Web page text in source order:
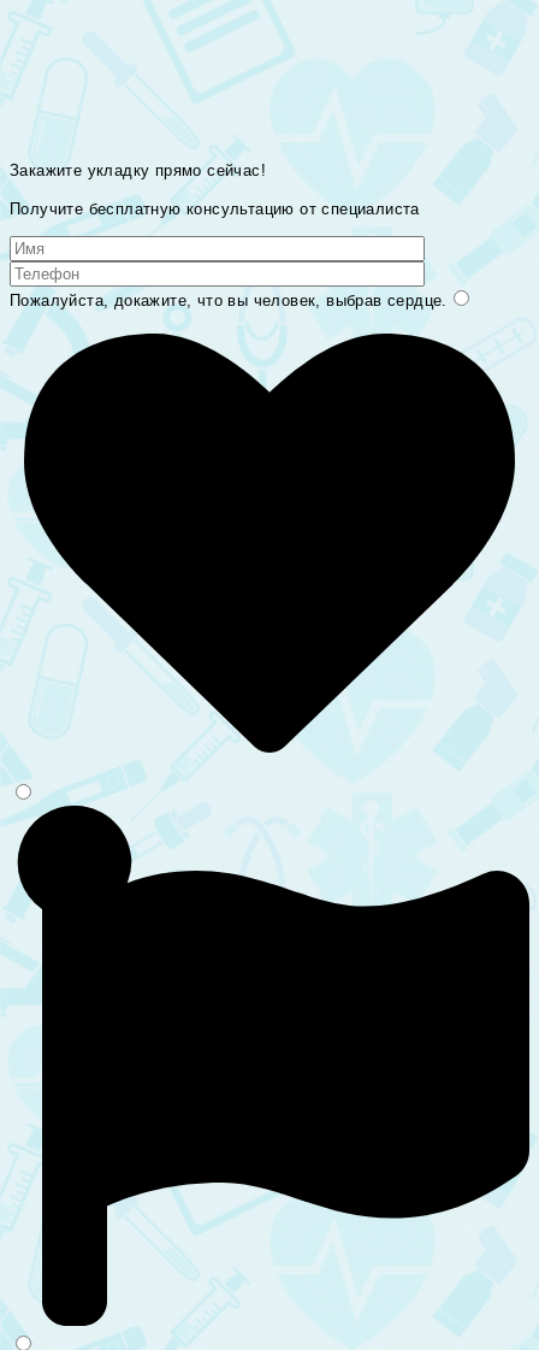
Закажите укладку прямо сейчас!
Получите бесплатную консультацию от специалиста
Пожалуйста, докажите, что вы человек, выбрав сердце.